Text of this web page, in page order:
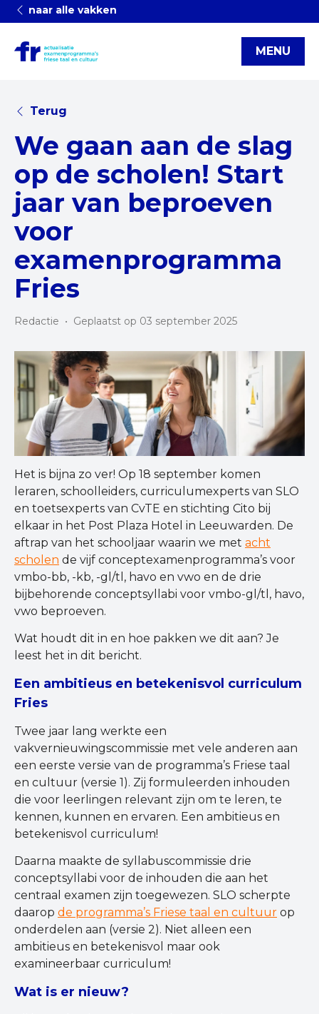
naar alle vakken
MENU
Terug
We gaan aan de slag
op de scholen! Start
jaar van beproeven
voor
examenprogramma
Fries
Redactie • Geplaatst op 03 september 2025
Het is bijna zo ver! Op 18 september komen
leraren, schoolleiders, curriculumexperts van SLO
en toetsexperts van CvTE en stichting Cito bij
elkaar in het Post Plaza Hotel in Leeuwarden. De
aftrap van het schooljaar waarin we met acht
scholen de vijf conceptexamenprogramma’s voor
vmbo-bb, -kb, -gl/tl, havo en vwo en de drie
bijbehorende conceptsyllabi voor vmbo-gl/tl, havo,
vwo beproeven.
Wat houdt dit in en hoe pakken we dit aan? Je
leest het in dit bericht.
Een ambitieus en betekenisvol curriculum
Fries
Twee jaar lang werkte een
vakvernieuwingscommissie met vele anderen aan
een eerste versie van de programma’s Friese taal
en cultuur (versie 1). Zij formuleerden inhouden
die voor leerlingen relevant zijn om te leren, te
kennen, kunnen en ervaren. Een ambitieus en
betekenisvol curriculum!
Daarna maakte de syllabuscommissie drie
conceptsyllabi voor de inhouden die aan het
centraal examen zijn toegewezen. SLO scherpte
daarop de programma’s Friese taal en cultuur op
onderdelen aan (versie 2). Niet alleen een
ambitieus en betekenisvol maar ook
examineerbaar curriculum!
Wat is er nieuw?